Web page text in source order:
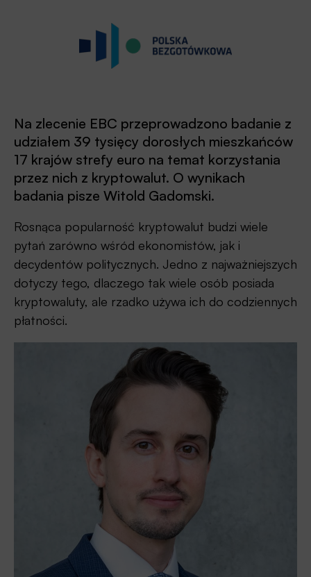
Na zlecenie EBC przeprowadzono badanie z
udziałem 39 tysięcy dorosłych mieszkańców
17 krajów strefy euro na temat korzystania
przez nich z kryptowalut. O wynikach
badania pisze Witold Gadomski.
Rosnąca popularność kryptowalut budzi wiele
pytań zarówno wśród ekonomistów, jak i
decydentów politycznych. Jedno z najważniejszych
dotyczy tego, dlaczego tak wiele osób posiada
kryptowaluty, ale rzadko używa ich do codziennych
płatności.